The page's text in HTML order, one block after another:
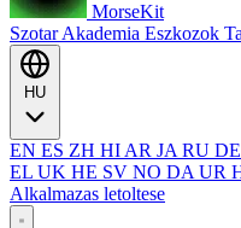
MorseKit
SzotarAkademia Eszkozok
EN ES ZH HI AR JA RU DE
EL UK HE SV NO DA UR
Alkalmazas letoltese